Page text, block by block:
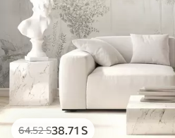
64.52S38 .71 S